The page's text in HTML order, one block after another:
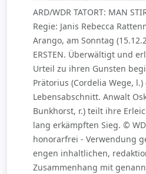
ARD/WDR TATORT: MAN
Regie: Janis Rebecca
Arango, am Sonntag
ERSTEN. Überwältigt und
Urteil zu ihren Gunsten
Prätorius (Cordelia Wege,
Lebensabschnitt. Anwalt
Bunkhorst, r.) teilt ihre
lang erkämpften Sieg. ©
honorarfrei - Verwendung
engen inhaltlichen,
Zusammenhang mit